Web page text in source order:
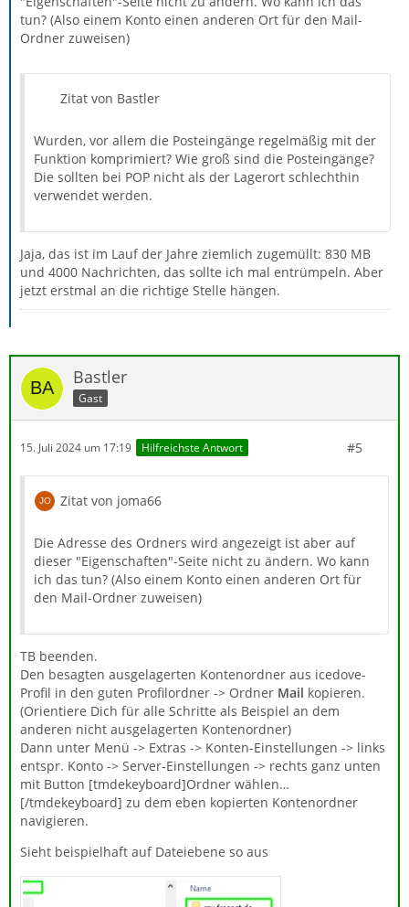
tun? (Also einem Konto einen anderen Ort für den Mail-
Ordner zuweisen)
Zitat von Bastler
Wurden, vor allem die Posteingänge regelmäßig mit der
Funktion komprimiert? Wie groß sind die Posteingänge?
Die sollten bei POP nicht als der Lagerort schlechthin
verwendet werden.
Jaja, das ist im Lauf der Jahre ziemlich zugemüllt: 830 MB
und 4000 Nachrichten, das sollte ich mal entrümpeln. Aber
jetzt erstmal an die richtige Stelle hängen.
Bastler
Gast
15. Juli 2024 um 17:19 Hilfreichste Antwort #5
Zitat von joma66
Die Adresse des Ordners wird angezeigt ist aber auf
dieser "Eigenschaften"-Seite nicht zu ändern. Wo kann
ich das tun? (Also einem Konto einen anderen Ort für
den Mail-Ordner zuweisen)
TB beenden.
Den besagten ausgelagerten Kontenordner aus icedove-
Profil in den guten Profilordner -> Ordner Mail kopieren.
(Orientiere Dich für alle Schritte als Beispiel an dem
anderen nicht ausgelagerten Kontenordner)
Dann unter Menü -> Extras -> Konten-Einstellungen -> links
entspr. Konto -> Server-Einstellungen -> rechts ganz unten
mit Button [tmdekeyboard]Ordner wählen…
[/tmdekeyboard] zu dem eben kopierten Kontenordner
navigieren.
Sieht beispielhaft auf Dateiebene so aus